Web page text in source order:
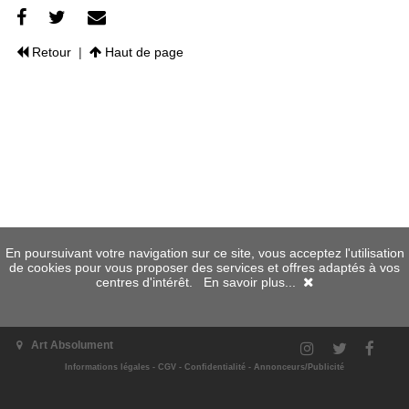
Retour| Haut de page
Art Absolument
Informations légales - CGV - Confidentialité - Annonceurs/Publicité
En poursuivant votre navigation sur ce site, vous acceptez l'utilisation
de cookies pour vous proposer des services et offres adaptés à vos
centres d'intérêt. En savoir plus...